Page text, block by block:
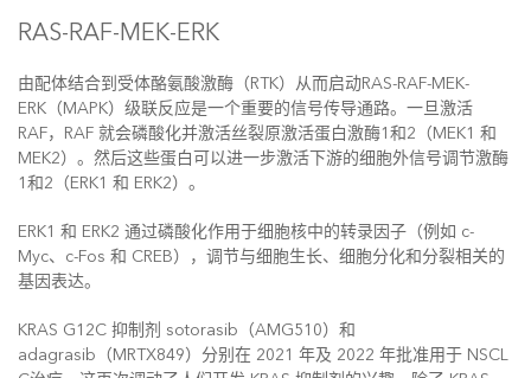
RAS-RAF-MEK-ERK
由配体结合到受体酪氨酸激酶（RTK）从而启动RAS-RAF-MEK-
ERK（MAPK）级联反应是一个重要的信号传导通路。一旦激活
RAF，RAF 就会磷酸化并激活丝裂原激活蛋白激酶1和2（MEK1 和
MEK2）。然后这些蛋白可以进一步激活下游的细胞外信号调节激酶
1和2（ERK1 和 ERK2）。
ERK1 和 ERK2 通过磷酸化作用于细胞核中的转录因子（例如 c-
Myc、c-Fos 和 CREB），调节与细胞生长、细胞分化和分裂相关的
基因表达。
KRAS G12C 抑制剂 sotorasib（AMG510）和
adagrasib（MRTX849）分别在 2021 年及 2022 年批准用于 NSCL